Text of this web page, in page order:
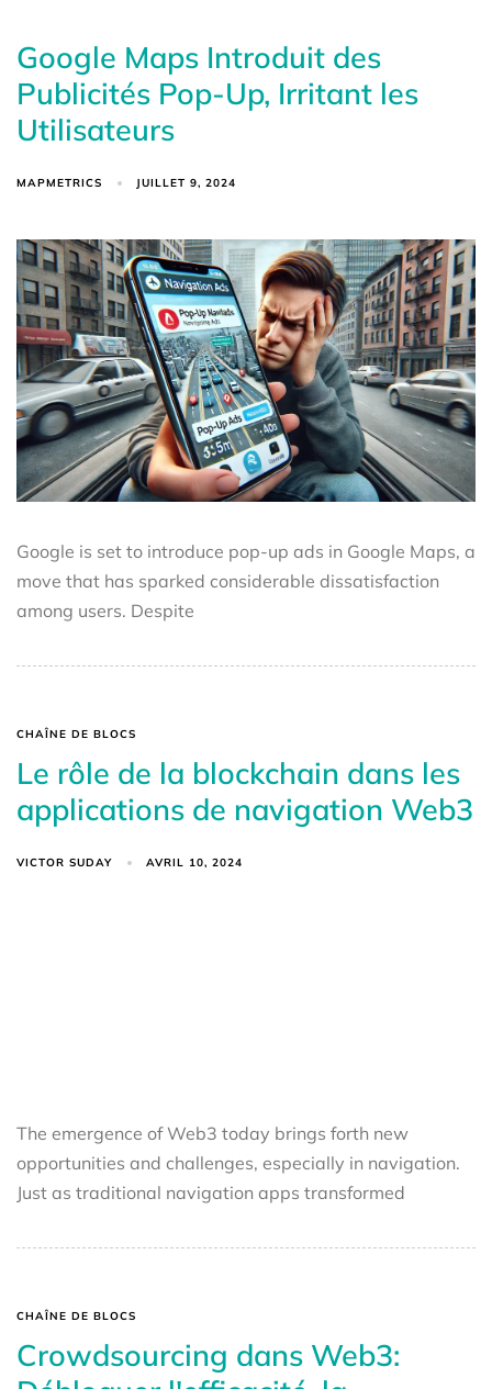
Google Maps Introduit des
Publicités Pop-Up, Irritant les
Utilisateurs
MAPMETRICS JUILLET 9, 2024
Google is set to introduce pop-up ads in Google Maps, a
move that has sparked considerable dissatisfaction
among users. Despite
CHAÎNE DE BLOCS
Le rôle de la blockchain dans les
applications de navigation Web3
VICTOR SUDAY AVRIL 10, 2024
The emergence of Web3 today brings forth new
opportunities and challenges, especially in navigation.
Just as traditional navigation apps transformed
CHAÎNE DE BLOCS
Crowdsourcing dans Web3: